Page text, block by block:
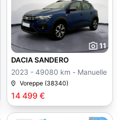
11
14 499 €
DACIA SANDERO
2023 - 49080 km - Manuelle
Voreppe (38340)